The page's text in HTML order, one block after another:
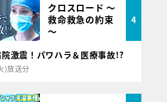
クロスロード ～
救命救急の約束
～
4
激震！パワハラ＆医療事故!?
)放送分